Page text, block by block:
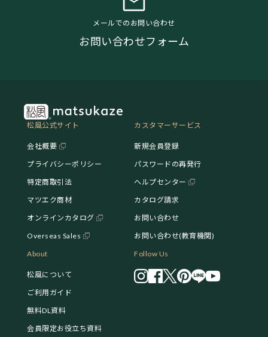
メールでのお問い合わせ
お問い合わせフォーム
松風公式サイト
会社概要
プライバシーポリシー
特定商取引法
マツエク商材
オンラインカタログ
Overseas Sales
カスタマーサービス
新規会員登録
パスワードの再発行
ヘルプセンター
カタログ請求
お問い合わせ
お問い合わせ(教育機関)
About
松風について
ご利用ガイド
無料DL資料
会員限定お役立ち資料
Follow Us